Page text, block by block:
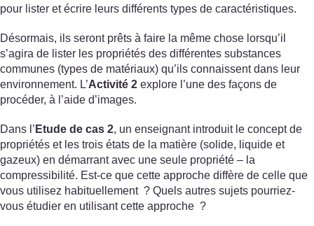
pour lister et écrire leurs différents types de caractéristiques.
Désormais, ils seront prêts à faire la même chose lorsqu’il
s’agira de lister les propriétés des différentes substances
communes (types de matériaux) qu’ils connaissent dans leur
environnement. L’Activité 2 explore l’une des façons de
procéder, à l’aide d’images.
Dans l’ Etude de cas 2, un enseignant introduit le concept de
propriétés et les trois états de la matière (solide, liquide et
gazeux) en démarrant avec une seule propriété – la
compressibilité. Est-ce que cette approche diffère de celle que
vous utilisez habituellement ? Quels autres sujets pourriez-
vous étudier en utilisant cette approche ?